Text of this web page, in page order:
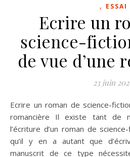
, ESSAI
Ecrire un
science-
de vue d’une
23 juin
Ecrire un roman de science-fiction du point de vue d’une
romancière Il existe tant de
l’écriture d’un roman de
qu’il y en a autant que
manuscrit de ce type